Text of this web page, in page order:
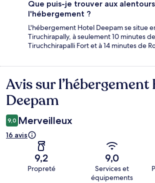
Que puis-je trouver aux
l'hébergement ?
L'hébergement Hotel Deepam se situe
Tiruchirapally, à seulement 10 minutes
Tiruchchirapalli Fort et à 14 minutes de
Avis
Avis sur l’hébergement
Deepam
9,0 Merveilleux
16 avis
9,2
Propreté
9,0
Services et
équipements